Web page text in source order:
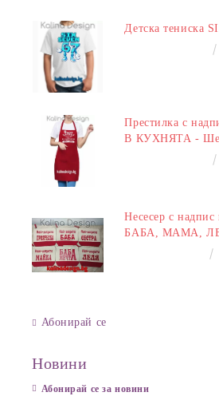
Детска тениска
Престилка с
В КУХНЯТА -
Несесер с
БАБА, МАМА,
Абонирай се
Новини
Абонирай се за новини